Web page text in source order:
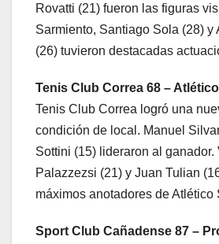
Rovatti (21) fueron las figuras
Sarmiento, Santiago Sola (28) y
(26) tuvieron destacadas
Tenis Club Correa 68 –
Tenis Club Correa logró una
condición de local. Manuel
Sottini (15) lideraron al ganador.
Palazzezsi (21) y Juan Tulian
máximos anotadores de Atlético
Sport Club Cañadense 87 –